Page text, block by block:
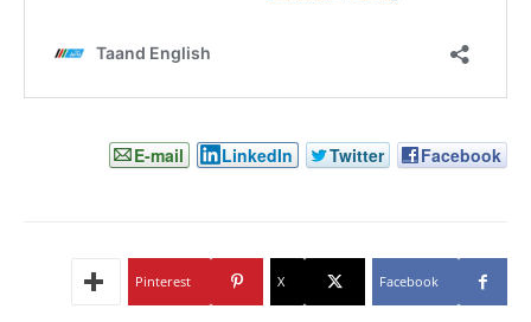
Facebook
Twitter
LinkedIn
E-mail
Facebook
X
Pinterest